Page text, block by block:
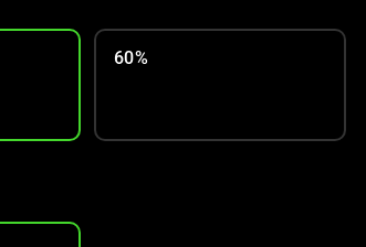
60%